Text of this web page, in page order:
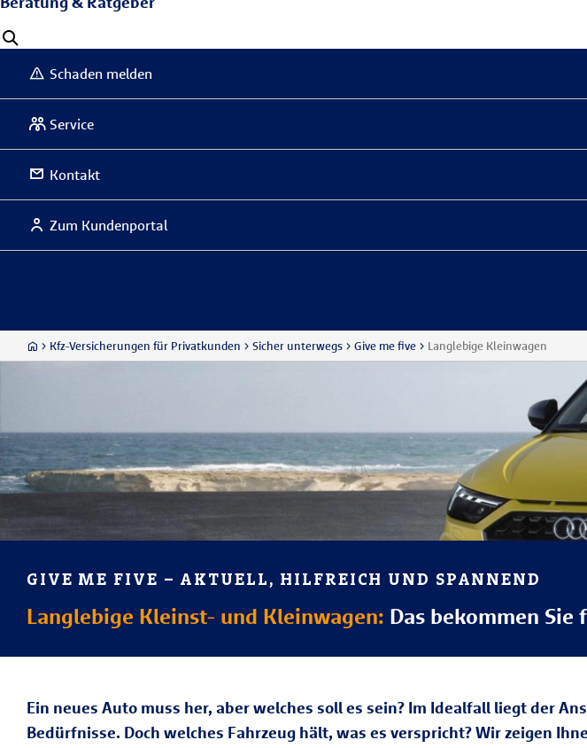
Schaden melden
Service
Kontakt
Zum Kundenportal
Kfz-Versicherungen für Privatkunden Sicher unterwegs Give me five Langlebige Kleinwagen
GIVE ME FIVE – AKTUELL, HILFREICH UND SPANNEND
Langlebige Kleinst- und Kleinwagen: Das bekommen Sie
Ein neues Auto muss her, aber welches soll es sein? Im Idealfall liegt der
Bedürfnisse. Doch welches Fahrzeug hält, was es verspricht? Wir zeigen